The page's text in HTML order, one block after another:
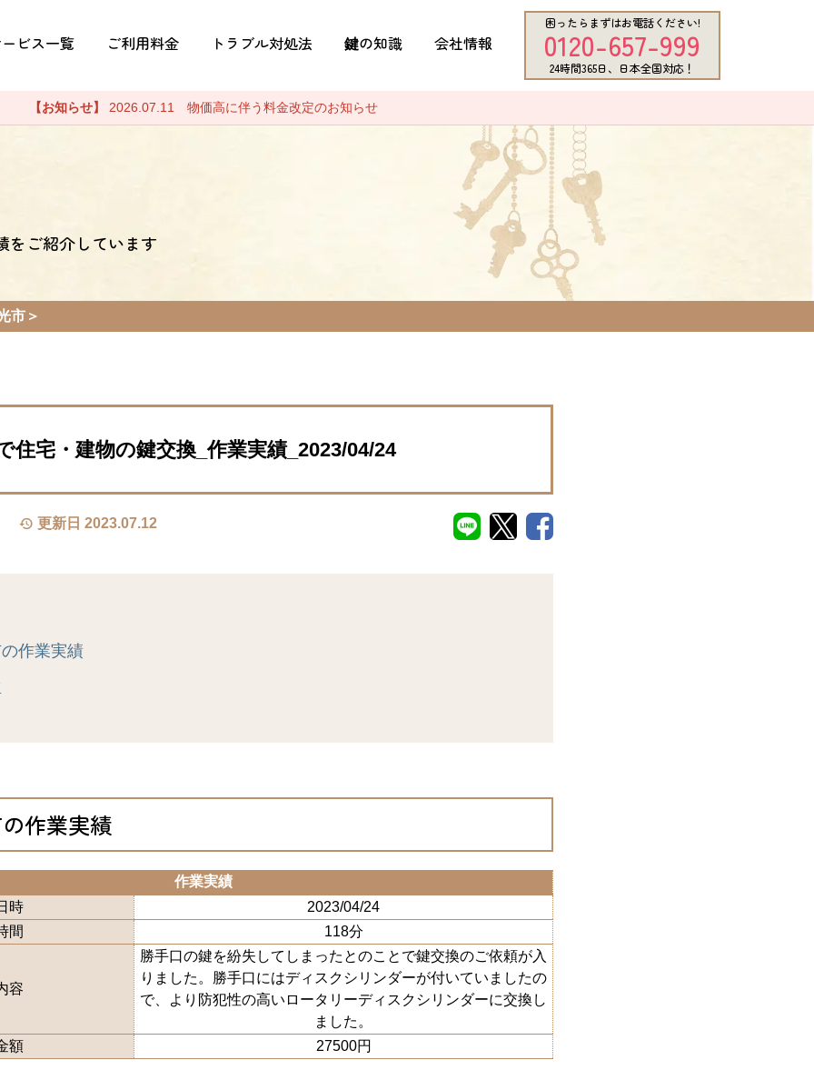
ビス一覧 ご利用料金 トラブル対処法 鍵の知識 会社情報
困ったらまずはお電話ください!
0120-657-999
24時間365日、日本全国対応！
【お知らせ】 2026.07.11 物価高に伴う料金改定のお知らせ
をご紹介しています
市
住宅・建物の鍵交換_作業実績_2023/04/24
更新日 2023.07.12
作業実績
作業実績
作業実績
時
2023/04/24
間
118分
容
勝手口の鍵を紛失してしまったとのことで鍵交換のご依頼が入
りました。勝手口にはディスクシリンダーが付いていましたの
で、より防犯性の高いロータリーディスクシリンダーに交換し
ました。
額
27500円